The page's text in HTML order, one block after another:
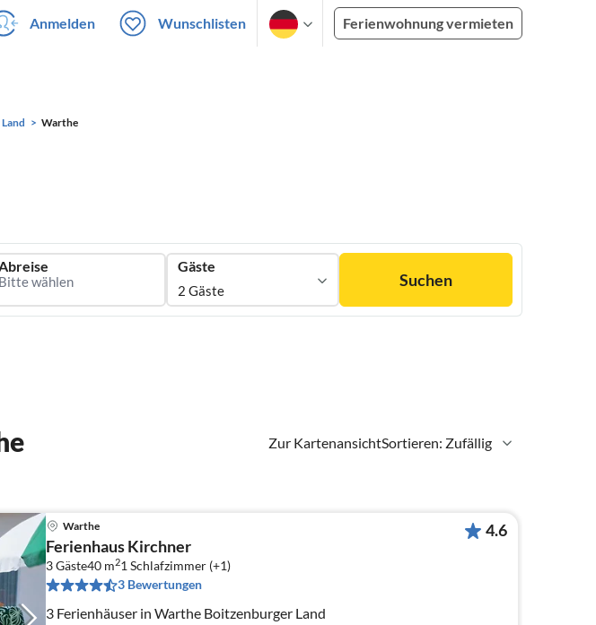
Anmelden Wunschlisten Ferienwohnung vermieten
Warthe
Gäste
2 Gäste
Suchen
Zur KartenansichtSortieren: Zufällig
Warthe
Ferienhaus Kirchner
3 Gäste40 m21 Schlafzimmer (+1)
3 Bewertungen
3 Ferienhäuser in Warthe Boitzenburger Land
4.6